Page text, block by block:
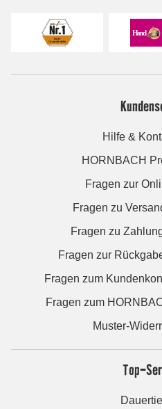
Hilfe &
HORNBACH
Fragen zur
Fragen zu
Fragen zu
Fragen zur
Fragen zum
Fragen zum
Muster-
Top-